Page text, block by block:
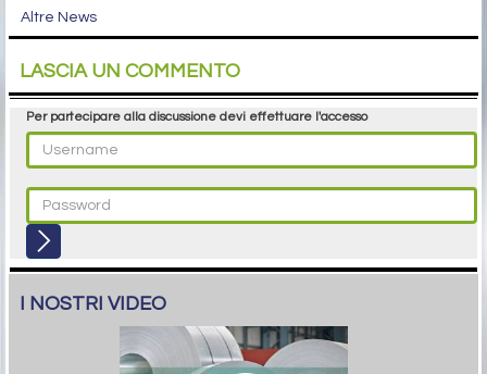
Altre News
LASCIA UN COMMENTO
Per partecipare alla discussione devi effettuare l'accesso
I NOSTRI VIDEO